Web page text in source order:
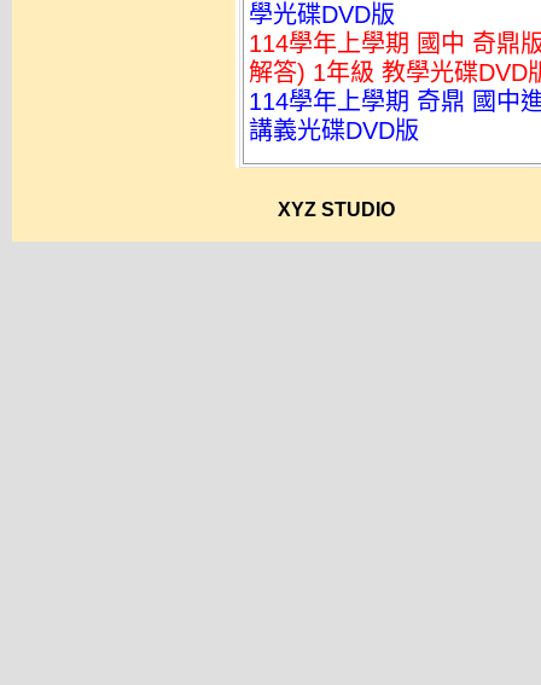
學光碟DVD版
114學年上學期 國中 奇鼎
解答) 1年級 教學光碟DVD
114學年上學期 奇鼎 國中
講義光碟DVD版
XYZ STUDIO